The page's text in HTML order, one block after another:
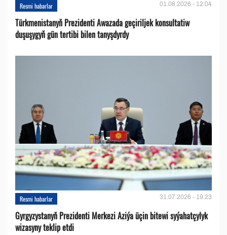
Resmi habarlar 01.08.2026 - 12:04
Türkmenistanyň Prezidenti Awazada geçiriljek konsultatiw
duşuşygyň gün tertibi bilen tanyşdyrdy
Resmi habarlar 31.07.2026 - 19:23
Gyrgyzystanyň Prezidenti Merkezi Aziýa üçin bitewi syýahatçylyk
wizasyny teklip etdi